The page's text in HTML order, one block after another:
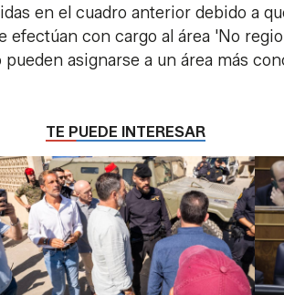
en el cuadro anterior debido a
con cargo al área 'No
asignarse a un área más
TE PUEDE INTERESAR